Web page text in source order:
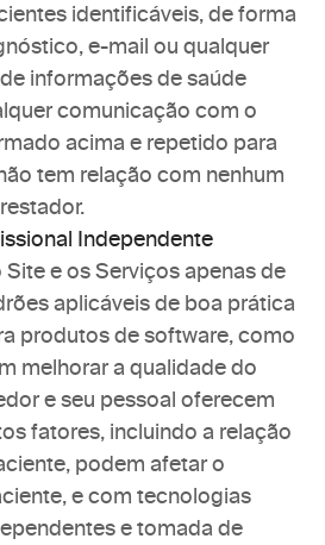
identificáveis, de forma
e-mail ou qualquer
informações de saúde
comunicação com o
acima e repetido para
tem relação com nenhum
Independente
Site e os Serviços apenas de
aplicáveis de boa prática
produtos de software, como
melhorar a qualidade do
e seu pessoal oferecem
fatores, incluindo a relação
podem afetar o
e com tecnologias
e tomada de